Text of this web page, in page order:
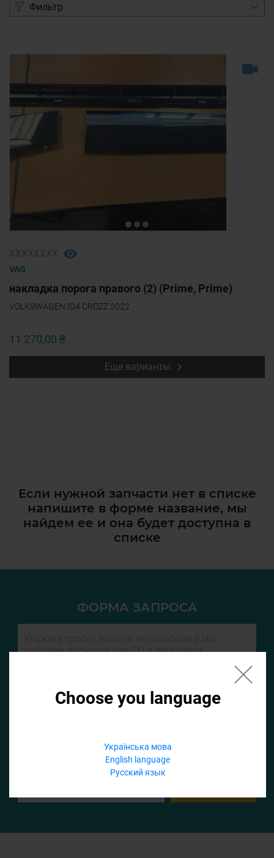
Choose you language
Українська мова
English language
Русский язык
Фильтр
VAG
накладка порога правого (2) (Prime, Prime)
VOLKSWAGEN ID4 CROZZ 2022
11 270,00 ₴
Еще варианты
Если нужной запчасти нет в списке
напишите в форме название, мы
найдем ее и она будет доступна в
списке
ФОРМА ЗАПРОСА